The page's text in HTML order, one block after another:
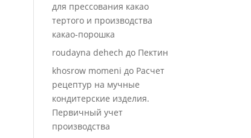
для прессования какао
тертого и производства
какао-порошка
roudayna dehech до Пектин
khosrow momeni до Расчет
рецептур на мучные
кондитерские изделия.
Первичный учет
производства